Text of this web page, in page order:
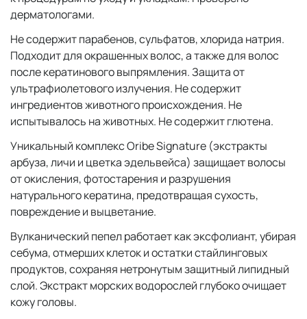
дерматологами.
Не содержит парабенов, сульфатов, хлорида натрия.
Подходит для окрашенных волос, а также для волос
после кератинового выпрямления. Защита от
ультрафиолетового излучения. Не содержит
ингредиентов животного происхождения. Не
испытывалось на животных. Не содержит глютена.
Уникальный комплекс Oribe Signature (экстракты
арбуза, личи и цветка эдельвейса) защищает волосы
от окисления, фотостарения и разрушения
натурального кератина, предотвращая сухость,
повреждение и выцветание.
Вулканический пепел работает как эксфолиант, убирая
себума, отмерших клеток и остатки стайлинговых
продуктов, сохраняя нетронутым защитный липидный
слой. Экстракт морских водорослей глубоко очищает
кожу головы.